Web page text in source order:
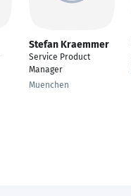
Stefan Kraemmer
Service Product
Manager
Muenchen